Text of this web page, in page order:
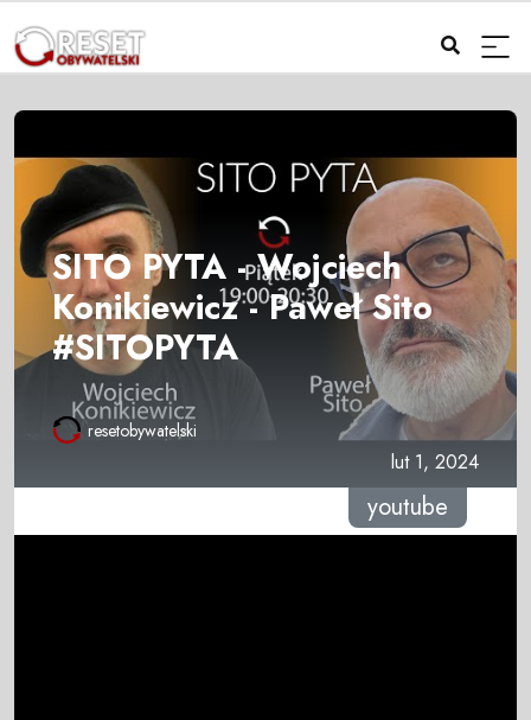
SITO PYTA - Wojciech
Konikiewicz - Paweł Sito
#SITOPYTA
resetobywatelski
lut 1, 2024
youtube